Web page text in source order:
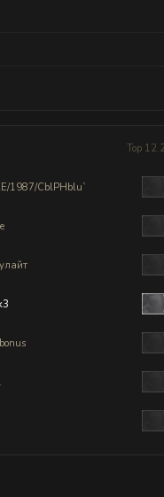
Top
1987/CblPHblu`